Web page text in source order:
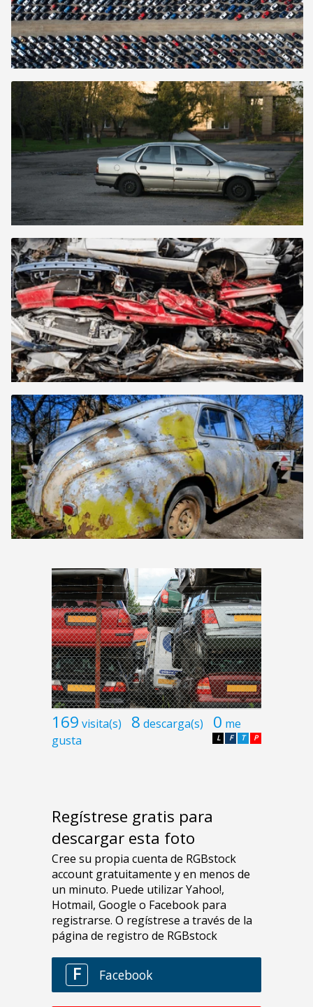
169 visita(s) 8 descarga(s) 0 me
gusta
P
T
F
L
Regístrese gratis para
descargar esta foto